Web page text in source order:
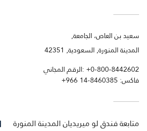
سعيد بن العاص، الجامعة,
المدينة المنورة, السعودية, 42351
الرقم المجاني: +0-800-8442602
فاكس: +966 14-8460385
متابعةفندق لو ميريديان المدينة المنورة